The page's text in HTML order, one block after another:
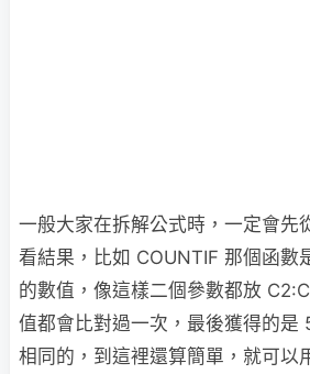
一般大家在拆解公式時，一定會先
看結果，比如 COUNTIF 那個函數
的數值，像這樣二個參數都放
值都會比對過一次，最後獲得的是
相同的，到這裡還算簡單，就可以